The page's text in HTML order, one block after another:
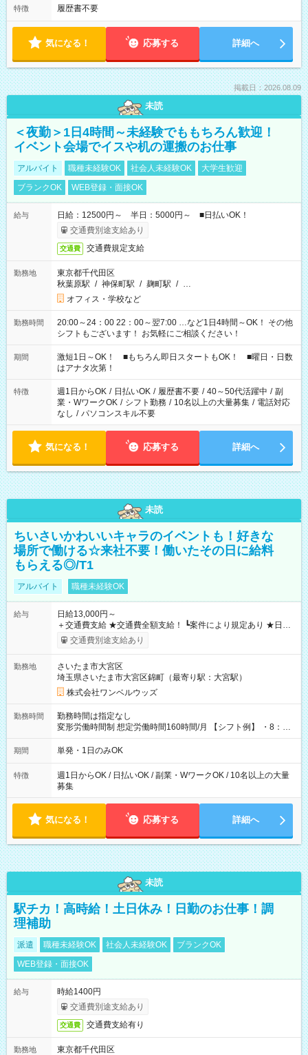
特徴 履歴書不要
気になる！ 応募する 詳細へ
掲載日：2026.08.09
未読
＜夜勤＞1日4時間～未経験でももちろん歓迎！
イベント会場でイスや机の運搬のお仕事
アルバイト 職種未経験OK 社会人未経験OK
大学生歓迎
ブランクOK
WEB登録・面接OK
給与
日給：12500円～ 半日：5000円～ ■日払いOK！
交通費別途支給あり
交通費 交通費規定支給
勤務地
東京都千代田区
秋葉原駅 / 神保町駅 / 麹町駅 / …
オフィス・学校など
勤務時間
20:00～24：00 22：00～翌7:00 …など1日4時間～OK！ その他
シフトもございます！ お気軽にご相談ください！
期間
激短1日～OK！ ■もちろん即日スタートもOK！ ■曜日・日数
はアナタ次第！
特徴 週1日からOK / 日払いOK / 履歴書不要 / 40～50代活躍中 / 副
業・WワークOK / シフト勤務 / 10名以上の大量募集 / 電話対応
なし / パソコンスキル不要
気になる！ 応募する 詳細へ
未読
ちいさいかわいいキャラのイベントも！好きな
場所で働ける☆来社不要！働いたその日に給料
もらえる◎/T1
アルバイト 職種未経験OK
給与
日給13,000円～
＋交通費支給 ★交通費全額支給！ ┗案件により規定あり ★日払
いOK！（規定あり） ┗働いたその日に現金GET♪ お仕事後はコ
ンビニATMから 日払い分を引き落とせます！ 【試用期間】試
交通費別途支給あり
勤務地
さいたま市大宮区
埼玉県さいたま市大宮区錦町（最寄り駅：大宮駅）
株式会社ワンベルウッズ
勤務時間
勤務時間は指定なし
変形労働時間制 想定労働時間160時間/月 【シフト例】 ・8：00
～21：00
期間 単発・1日のみOK
特徴
週1日からOK / 日払いOK / 副業・WワークOK / 10名以上の大量
募集
気になる！ 応募する 詳細へ
未読
駅チカ！高時給！土日休み！日勤のお仕事！調
理補助
派遣 職種未経験OK 社会人未経験OK
ブランクOK
WEB登録・面接OK
給与
時給1400円
交通費別途支給あり
交通費 交通費支給有り
勤務地
東京都千代田区